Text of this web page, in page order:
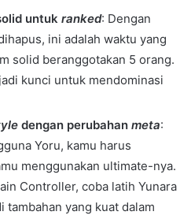
untuk ranked: Dengan
ini adalah waktu yang
solid beranggotakan 5 orang.
kunci untuk mendominasi
dengan perubahan meta:
Yoru, kamu harus
menggunakan ultimate-nya.
Controller, coba latih Yunara
tambahan yang kuat dalam